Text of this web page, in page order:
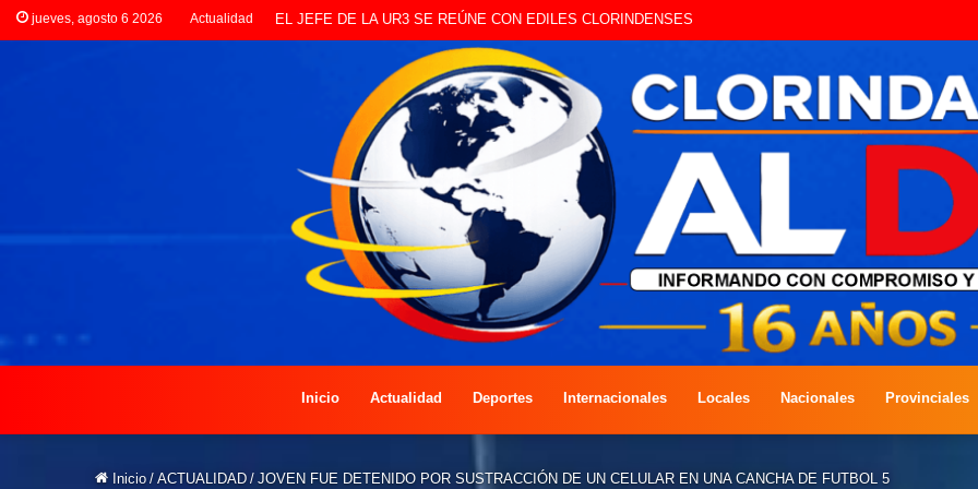
jueves, agosto 6 2026 Actualidad LANZAN INSCRIPCIONES PARA COMPETENCIA DE PESCA EN COSTAS DEL RÍO PARAGUAY
Inicio Actualidad Deportes Internacionales Locales Nacionales Provinciales
Inicio / ACTUALIDAD / JOVEN FUE DETENIDO POR SUSTRACCIÓN DE UN CELULAR EN UNA CANCHA DE FUTBOL 5